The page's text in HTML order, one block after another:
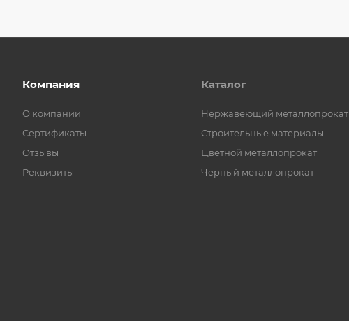
Компания
О компании
Сертификаты
Отзывы
Реквизиты
Каталог
Нержавеющий металлопрокат
Строительные материалы
Цветной металлопрокат
Черный металлопрокат